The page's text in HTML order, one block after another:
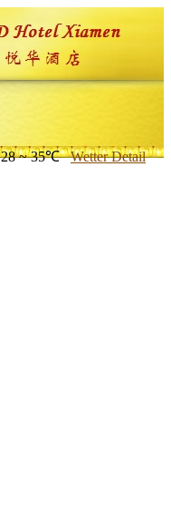
28 ~ 35℃ Wetter Detail